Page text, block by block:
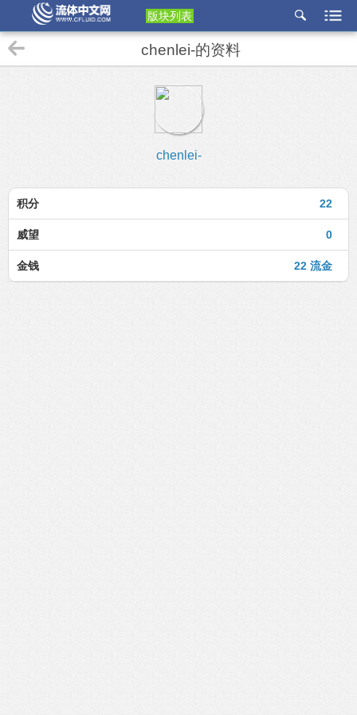
版块列表
etu
chenlei-的资料
chenlei-
22
积分
0
威望
22 流金
金钱